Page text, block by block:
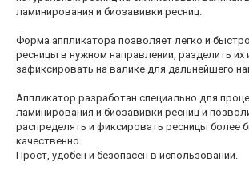
ламинирования и биозавивки ресниц.
Форма аппликатора позволяет легко и
ресницы в нужном направлении, разделить их
зафиксировать на валике для дальнейшего
Аппликатор разработан специально для
ламинирования и биозавивки ресниц и
распределять и фиксировать ресницы более
качественно.
Прост, удобен и безопасен в использовании.